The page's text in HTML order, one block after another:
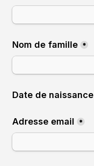
Nom de famille *
Date de naissance
Adresse email *